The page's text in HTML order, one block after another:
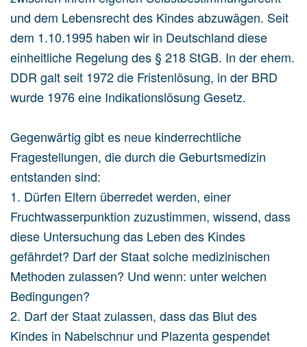
und dem Lebensrecht des Kindes abzuwägen. Seit
dem 1.10.1995 haben wir in Deutschland diese
einheitliche Regelung des § 218 StGB. In der ehem.
DDR galt seit 1972 die Fristenlösung, in der BRD
wurde 1976 eine Indikationslösung Gesetz.
Gegenwärtig gibt es neue kinderrechtliche
Fragestellungen, die durch die Geburtsmedizin
entstanden sind:
1. Dürfen Eltern überredet werden, einer
Fruchtwasserpunktion zuzustimmen, wissend, dass
diese Untersuchung das Leben des Kindes
gefährdet? Darf der Staat solche medizinischen
Methoden zulassen? Und wenn: unter welchen
Bedingungen?
2. Darf der Staat zulassen, dass das Blut des
Kindes in Nabelschnur und Plazenta gespendet